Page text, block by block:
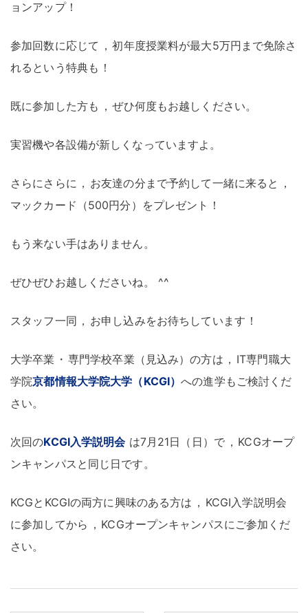
ョンアップ！
参加回数に応じて ， 初年度授業料が最大5万円まで免除さ
れるという特典も ！
既に参加した方も ， ぜひ何度もお越しください。
実習機や各設備が新しくなっていますよ 。
さらにさらに ， お友達の分まで予約して一緒に来ると ，
マックカード（500円分）をプレゼント ！
もう来ない手はありません 。
ぜひぜひお越しくださいね 。 ^^
スタッフ一同 ， お申し込みをお待ちしています ！
大学卒業 ・ 専門学校卒業（見込み）の方は ， IT専門職大
学院京都情報大学院大学（KCGI）への進学もご検討くだ
さい。
次回のKCGI入学説明会は7月21日（日）で ， KCGオープ
ンキャンパスと同じ日です 。
KCGとKCGIの両方に興味のある方は ， KCGI入学説明会
に参加してから ， KCGオープンキャンパスにご参加くだ
さい。